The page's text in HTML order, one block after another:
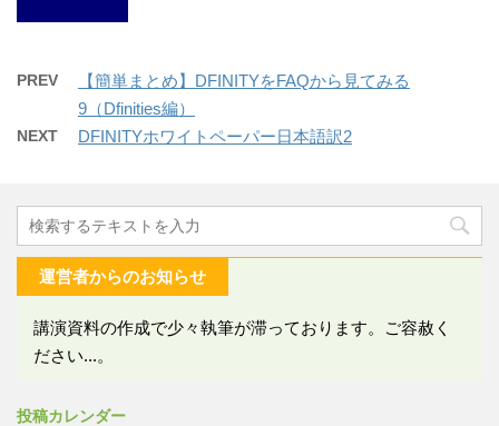
PREV
【簡単まとめ】DFINITYをFAQから見てみる
9（Dfinities編）
NEXT DFINITYホワイトペーパー日本語訳2
運営者からのお知らせ
講演資料の作成で少々執筆が滞っております。ご容赦く
ださい...。
投稿カレンダー